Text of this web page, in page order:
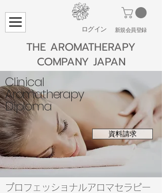
​新規会員登録
ログイン
THE AROMATHERAPY
COMPANY JAPAN
Clinical
Aromatherapy
Diploma
資料請求
プロフェッショナルアロマセラピー